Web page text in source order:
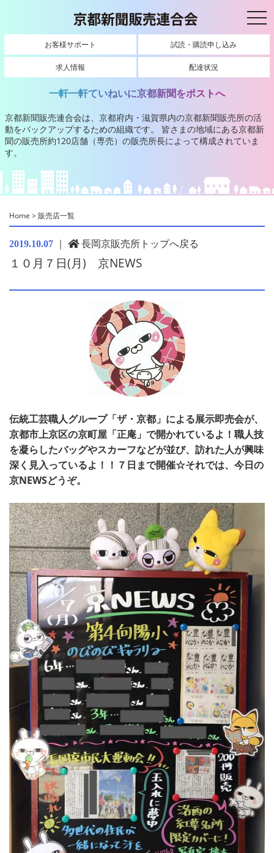
お客様サポート 試読・購読申し込み
求人情報 配達状況
一軒一軒ていねいに京都新聞をポストへ
京都新聞販売連合会は、京都府内・滋賀県内の京都新聞販売所の活
動をバックアップするための組織です。 皆さまの地域にある京都新
聞の販売所約120店舗（専売）の販売所長によって構成されていま
す。
Home >販売店一覧
2019.10.07 ｜ 長岡京販売所トップへ戻る
１０月７日(月) 京NEWS
伝統工芸職人グループ「ザ・京都」による展示即売会が、
京都市上京区の京町屋「正庵」で開かれているよ！職人技
を凝らしたバッグやスカーフなどが並び、訪れた人が興味
深く見入っているよ！！７日まで開催☆それでは、今日の
京NEWSどうぞ。